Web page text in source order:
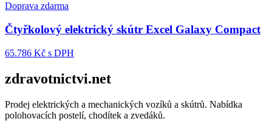
Doprava zdarma
Čtyřkolový elektrický skútr Excel Galaxy Compact
65.786 Kč s DPH
zdravotnictvi.net
Prodej elektrických a mechanických vozíků a skútrů. Nabídka
polohovacích postelí, chodítek a zvedáků.